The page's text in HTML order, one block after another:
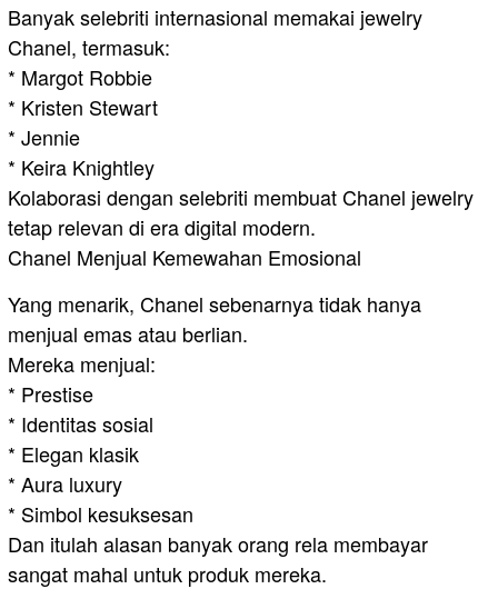
Banyak selebriti internasional memakai jewelry
Chanel, termasuk:
* Margot Robbie
* Kristen Stewart
* Jennie
* Keira Knightley
Kolaborasi dengan selebriti membuat Chanel jewelry
tetap relevan di era digital modern.
Chanel Menjual Kemewahan Emosional
Yang menarik, Chanel sebenarnya tidak hanya
menjual emas atau berlian.
Mereka menjual:
* Prestise
* Identitas sosial
* Elegan klasik
* Aura luxury
* Simbol kesuksesan
Dan itulah alasan banyak orang rela membayar
sangat mahal untuk produk mereka.